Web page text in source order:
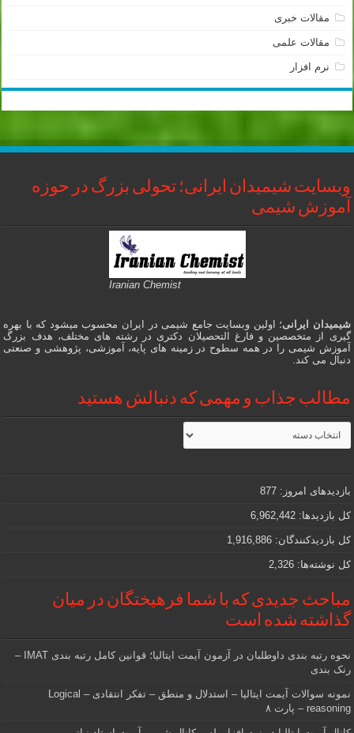
مقالات خبری
مقالات علمی
نرم افزار
وبسایت شیمیدان ایرانی؛ تحولی بزرگ در حوزه
آموزش شیمی
Iranian Chemist
شیمیدان ایرانی؛ اولین وبسایت جامع شیمی در ایران محسوب میشود که با بهره
گیری از متخصصین و فارغ التحصیلان دکتری در رشته های مختلف، هدف بزرگ
آموزش شیمی را در همه سطوح در زمینه های پایه، آموزشی، پژوهشی و صنعتی
دنبال می کند.
مطالب جذاب و مهمی که دنبالش هستید
مطالب
جذاب
و
که
دنبالش
هستید
بازدیدهای امروز:877
کل بازدیدها:6,962,442
کل بازدیدکنند‌گان:1,916,886
کل نوشته‌ها:2,326
مباحث جدیدی که با شما فرهیختگان در میان
گذاشته شده است
نحوه رتبه بندی داوطلبان در آزمون آیمت ایتالیا؛ قوانین کامل رتبه بندی IMAT –
رنک بندی
نمونه سوالات آیمت ایتالیا – استدلال و منطق – تفکر انتقادی – Logical
reasoning – پارت ۸